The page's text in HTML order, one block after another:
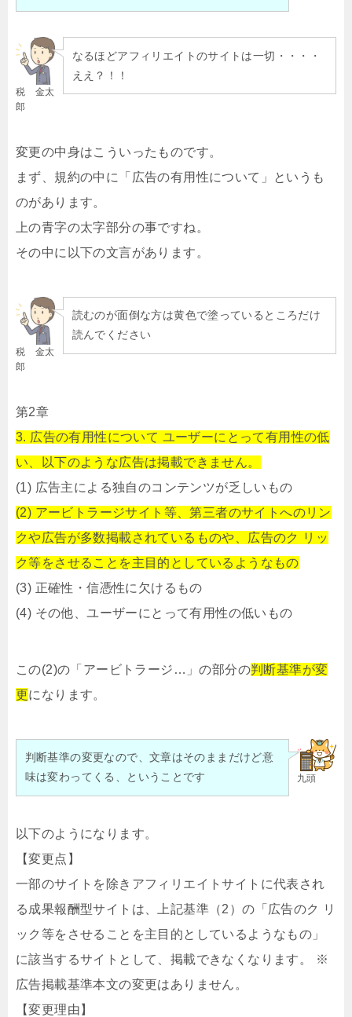
税 金太
郎
なるほどアフィリエイトのサイトは一切・・・・
ええ？！！
変更の中身はこういったものです。
まず、規約の中に「広告の有用性について」というも
のがあります。
上の青字の太字部分の事ですね。
その中に以下の文言があります。
税 金太
郎
読むのが面倒な方は黄色で塗っているところだけ
読んでください
第2章
3. 広告の有用性について ユーザーにとって有用性の低
い、以下のような広告は掲載できません。
(1) 広告主による独自のコンテンツが乏しいもの
(2) アービトラージサイト等、第三者のサイトへのリン
クや広告が多数掲載されているものや、広告のク リッ
ク等をさせることを主目的としているようなもの
(3) 正確性・信憑性に欠けるもの
(4) その他、ユーザーにとって有用性の低いもの
この(2)の「アービトラージ…」の部分の判断基準が変
更になります。
九頭
判断基準の変更なので、文章はそのままだけど意
味は変わってくる、ということです
以下のようになります。
【変更点】
一部のサイトを除きアフィリエイトサイトに代表され
る成果報酬型サイトは、上記基準（2）の「広告のク リ
ック等をさせることを主目的としているようなもの」
に該当するサイトとして、掲載できなくなります。 ※
広告掲載基準本文の変更はありません。
【変更理由】